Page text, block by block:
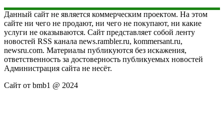
Данный сайт не является коммерческим проектом. На этом
сайте ни чего не продают, ни чего не покупают, ни какие
услуги не оказываются. Сайт представляет собой ленту
новостей RSS канала news.rambler.ru, kommersant.ru,
newsru.com. Материалы публикуются без искажения,
ответственность за достоверность публикуемых новостей
Администрация сайта не несёт.
Сайт от bmb1 @ 2024